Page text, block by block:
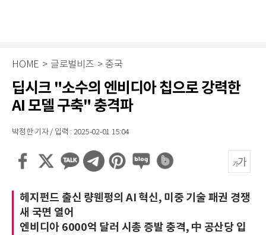
HOME > 글로벌비즈 > 중국
딥시크 "소수의 엔비디아 칩으로 강력한
AI 모델 구축" 충격파
박정한 기자 / 입력 : 2025-02-01 15:04
헤지펀드 출신 량웬펑의 AI 혁신, 미중 기술 패권 경쟁
새 국면 열어
엔비디아 6000억 달러 시총 증발 충격, 中 공산당 입